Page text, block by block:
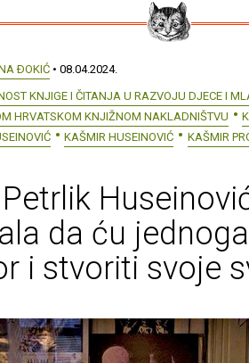
ÐOKIĆ • 08.04.2024.
KNJIGE I ČITANJA U RAZVOJU DJECE I
HRVATSKOM KNJIŽNOM NAKLADNIŠTVU
KAŠMIR HUSEINOVIĆ KAŠMIR
da ću
i stvoriti svoje